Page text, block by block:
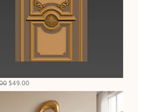
$49.00